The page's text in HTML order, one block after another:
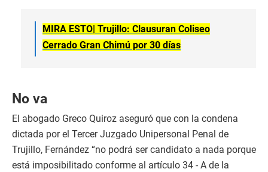
MIRA ESTO| Trujillo: Clausuran Coliseo
Cerrado Gran Chimú por 30 días
No va
El abogado Greco Quiroz aseguró que con la condena
dictada por el Tercer Juzgado Unipersonal Penal de
Trujillo, Fernández “no podrá ser candidato a nada porque
está imposibilitado conforme al artículo 34 - A de la